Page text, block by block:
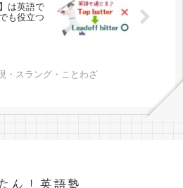
は英語で
も役立つ
・スラング・ことわざ
ん！英語塾